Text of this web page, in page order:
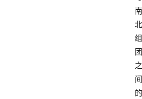
南
北
组
团
之
间
的